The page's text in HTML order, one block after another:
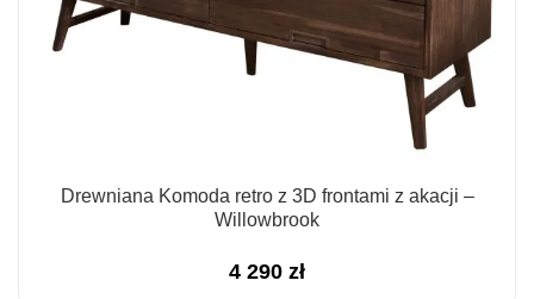
Drewniana Komoda retro z 3D frontami z akacji –
Willowbrook
4 290 zł